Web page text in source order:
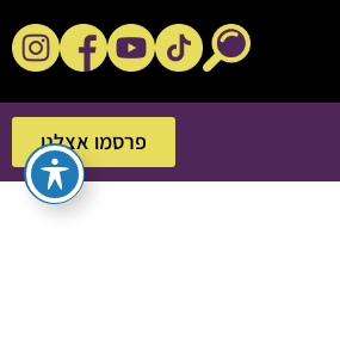
פרסמו אצלנו
פרסמו אצלנו